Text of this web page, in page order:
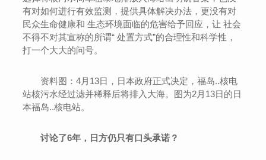
有对如何进行有效监测，提供具体解决办法，更没有对
民众生命健康和 生态环境面临的危害给予回应，让 社会
不得不对其宣称的所谓“ 处置方式”的合理性和科学性，
打一个大大的问号。
资料图：4月13日，日本政府正式决定，福岛..核电
站核污水经过滤并稀释后将排入大海。图为2月13日的日
本福岛..核电站。
讨论了6年，日方仍只有口头承诺？